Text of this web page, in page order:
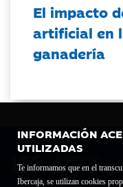
INFORMACIÓN
UTILIZADAS
Te informamos que en el
Ibercaja, se utilizan cookies
El impacto
artificial en
ganadería